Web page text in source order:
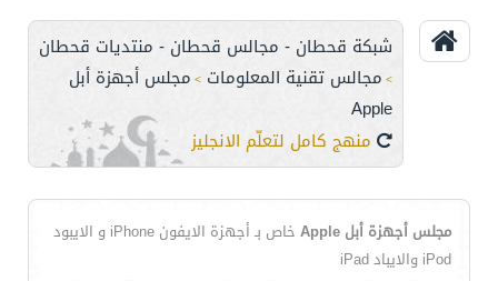
شبكة قحطان - مجالس قحطان - منتديات قحطان
> مجالس تقنية المعلومات > مجلس أجهزة أبل
Apple
منهج كامل لتعلّم الانجليزية مجانا
مجلس أجهزة أبل Apple
خاص بـ أجهزة الايفون iPhone و الايبود
iPod والايباد iPad